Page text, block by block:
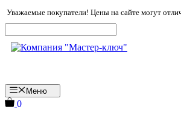
Перейти
к
содержимому
Уважаемые покупатели! Цены на сайте могут
Меню
0